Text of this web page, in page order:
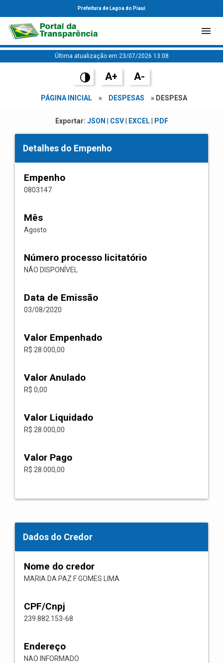
Prefeitura de Lagoa do Piauí
Última atualização em 23/07/2026 13:08
A+ A-
PÁGINA INICIAL » DESPESAS » DESPESA
Exportar: JSON CSV| EXCEL| PDF
Detalhes do Empenho
Empenho
0803147
Mês
Agosto
Número processo licitatório
NÃO DISPONÍVEL
Data de Emissão
03/08/2020
Valor Empenhado
R$ 28.000,00
Valor Anulado
R$ 0,00
Valor Liquidado
R$ 28.000,00
Valor Pago
R$ 28.000,00
Dados do Credor
Nome do credor
MARIA DA PAZ F GOMES LIMA
CPF/Cnpj
239.882.153-68
Endereço
NAO INFORMADO